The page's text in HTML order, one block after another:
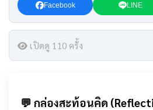
Facebook LINE
เปิดดู 110 ครั้ง
💬 กล่องสะท้อนคิด